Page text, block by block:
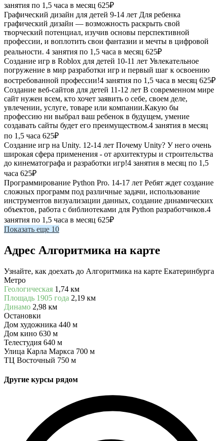
занятия по 1,5 часа в месяц 625₽
Графический дизайн для детей 9-14 лет Для ребенка
графический дизайн — возможность раскрыть свой
творческий потенциал, изучив основы перспективной
профессии, и воплотить свои фантазии и мечты в цифровой
реальности. 4 занятия по 1,5 часа в месяц 625₽
Создание игр в Roblox для детей 10-11 лет Увлекательное
погружение в мир разработки игр и первый шаг к освоению
востребованной профессии!4 занятия по 1,5 часа в месяц 625₽
Создание веб-сайтов для детей 11-12 лет В современном мире
сайт нужен всем, кто хочет заявить о себе, своем деле,
увлечении, услуге, товаре или компании.Какую бы
профессию ни выбрал ваш ребенок в будущем, умение
создавать сайты будет его преимуществом.4 занятия в месяц
по 1,5 часа 625₽
Создание игр на Unity. 12-14 лет Почему Unity? У него очень
широкая сфера применения - от архитектуры и строительства
до кинематографа и разработки игр!4 занятия в месяц по 1,5
часа 625₽
Программирование Python Pro. 14-17 лет Ребят ждет создание
сложных программ под различные задачи, использование
инструментов визуализации данных, создание динамических
объектов, работа с библиотеками для Python разработчиков.4
занятия по 1,5 часа в месяц 625₽
Показать еще 10
Адрес Алгоритмика на карте
Узнайте, как доехать до Алгоритмика на карте Екатеринбурга
Метро
Геологическая 1,74 км
Площадь 1905 года 2,19 км
Динамо 2,98 км
Остановки
Дом художника 440 м
Дом кино 630 м
Телестудия 640 м
Улица Карла Маркса 700 м
ТЦ Восточный 750 м
Другие курсы рядом